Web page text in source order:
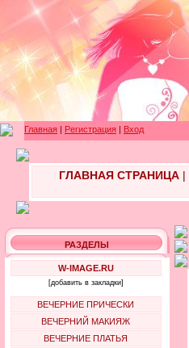
Главная | Регистрация | Вход
ГЛАВНАЯ СТРАНИЦА|
РАЗДЕЛЫ
W-IMAGE.RU
[добавить в закладки]
ВЕЧЕРНИЕ ПРИЧЕСКИ
ВЕЧЕРНИЙ МАКИЯЖ
ВЕЧЕРНИЕ ПЛАТЬЯ